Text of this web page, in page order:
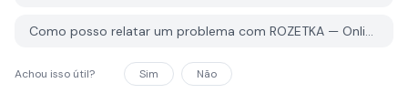
Como posso relatar um problema com ROZETKA — Online marketplace no PGYER APK HUB?
Achou isso útil? Sim Não